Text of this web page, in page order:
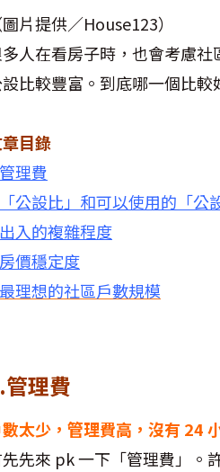
圖片提供／House123）
人在看房子時，也會考慮社
比較豐富。到底哪一個比較
目錄
理費
公設比」和可以使用的「公
入的複雜程度
價穩定度
理想的社區戶數規模
管理費
太少，管理費高，沒有 24
先來 pk 一下「管理費」。